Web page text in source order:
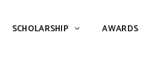
SCHOLARSHIP AWARDS